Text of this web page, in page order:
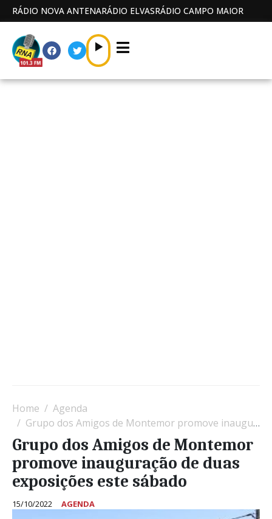
RÁDIO NOVA ANTENARÁDIO ELVASRÁDIO CAMPO MAIOR
Home
Agenda
Grupo dos Amigos de Montemor promove inauguração de duas exposições este sábado
Grupo dos Amigos de Montemor
promove inauguração de duas
exposições este sábado
15/10/2022 AGENDA